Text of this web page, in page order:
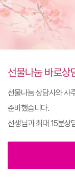
선물나눔 바로상
선물나눔 상담사와 사
준비했습니다.
선생님과 최대 15분상